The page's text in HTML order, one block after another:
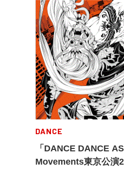
DANCE
「DANCE DANCE
Movements東京公演